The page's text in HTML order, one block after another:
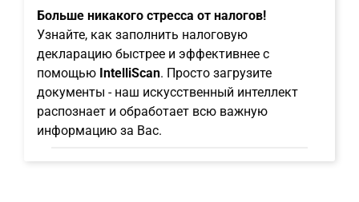
Больше никакого стресса от налогов!
Узнайте, как заполнить налоговую
декларацию быстрее и эффективнее с
помощью IntelliScan. Просто загрузите
документы - наш искусственный интеллект
распознает и обработает всю важную
информацию за Вас.